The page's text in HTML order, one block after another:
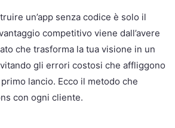
un’app senza codice è solo il
competitivo viene dall’avere
che trasforma la tua visione in un
gli errori costosi che affliggono
lancio. Ecco il metodo che
con ogni cliente.